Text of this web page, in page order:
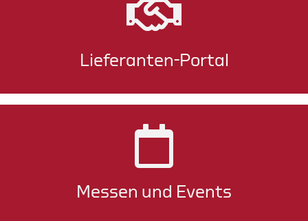
Lieferanten-Portal
Messen und Events